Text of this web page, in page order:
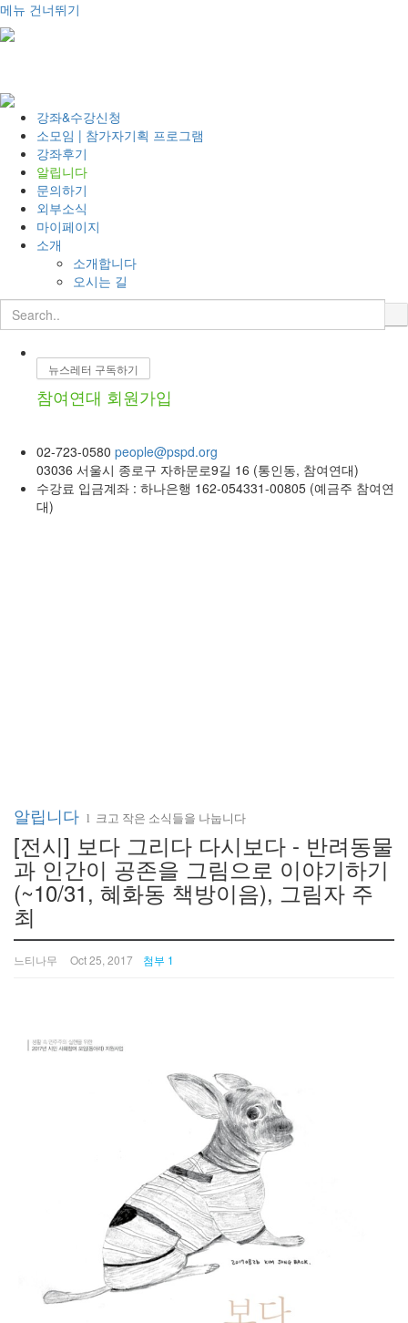
메뉴 건너뛰기
T
g
l
강좌&수강신청
소모임 | 참가자기획 프로그램
강좌후기
알립니다
문의하기
외부소식
마이페이지
소개
소개합니다
오시는 길
뉴스레터 구독하기
참여연대 회원가입
02-723-0580 people@pspd.org
03036 서울시 종로구 자하문로9길 16 (통인동, 참여연대)
수강료 입금계좌 : 하나은행 162-054331-00805 (예금주 참여연
대)
알립니다 l 크고 작은 소식들을 나눕니다
[전시] 보다 그리다 다시보다 - 반려동물
과 인간이 공존을 그림으로 이야기하기
(~10/31, 혜화동 책방이음), 그림자 주
최
느티나무 Oct 25, 2017 첨부 1